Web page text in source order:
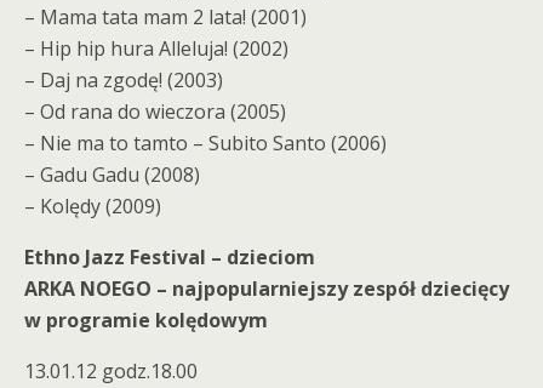
– Mama tata mam 2 lata! (2001)
– Hip hip hura Alleluja! (2002)
– Daj na zgodę! (2003)
– Od rana do wieczora (2005)
– Nie ma to tamto – Subito Santo (2006)
– Gadu Gadu (2008)
– Kolędy (2009)
Ethno Jazz Festival – dzieciom
ARKA NOEGO – najpopularniejszy zespół dziecięcy
w programie kolędowym
13.01.12 godz.18.00